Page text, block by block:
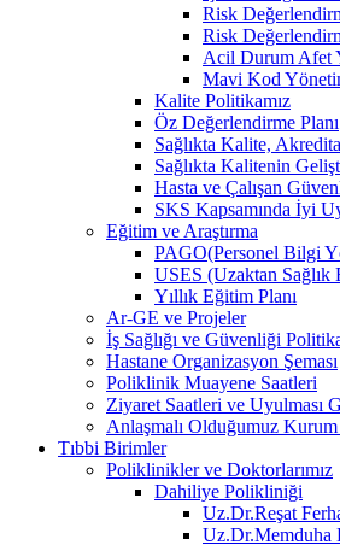
Risk
Risk
Acil Durum Afet
Mavi Kod
Kalite Politikamız
Öz Değerlendirme Planı
Sağlıkta Kalite,
Sağlıkta Kalitenin
Hasta ve Çalışan
SKS Kapsamında İyi
Eğitim ve Araştırma
PAGO(Personel Bilgi
USES (Uzaktan Sağlık
Yıllık Eğitim Planı
Ar-GE ve Projeler
İş Sağlığı ve Güvenliği
Hastane Organizasyon Şeması
Poliklinik Muayene Saatleri
Ziyaret Saatleri ve Uyulması
Anlaşmalı Olduğumuz
Tıbbi Birimler
Poliklinikler ve Doktorlarımız
Dahiliye Polikliniği
Uz.Dr.Reşat